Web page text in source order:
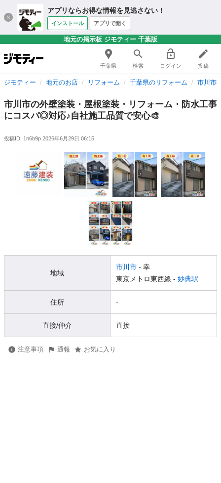
アプリならお得な情報を見逃さない！
インストール アプリで開く
地元の掲示板 ジモティー 千葉版
千葉県 検索 ログイン 投稿
ジモティー 地元のお店 リフォーム 千葉県のリフォーム 市川市
市川市の外壁塗装・屋根塗装・リフォーム・防水工事
にコスパ◎対応♪自社施工品質で安心🎨
投稿ID: 1n6b9p 2026年6月29日 06:15
地域
市川市 - 幸
東京メトロ東西線 - 妙典駅
住所 -
直接/仲介 直接
注意事項 通報 お気に入り